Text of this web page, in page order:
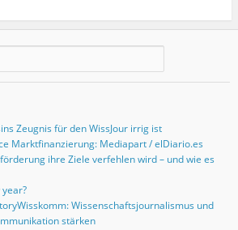
Zeugnis für den WissJour irrig ist
Marktfinanzierung: Mediapart / elDiario.es
ihre Ziele verfehlen wird – und wie es
Wissenschaftsjournalismus und
stärken